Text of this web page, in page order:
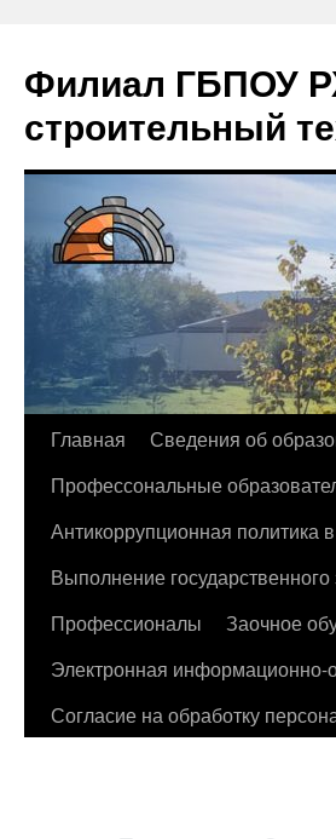
Филиал ГБПОУ
строительный
Перейти
содержимому
Главная
Сведения об
Профессональные
Антикоррупционная политика
Выполнение государственного
Профессионалы
Заочное
Электронная информационно-
Согласие на обработку